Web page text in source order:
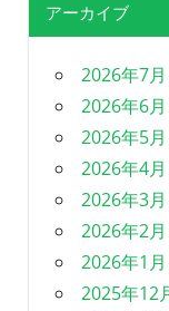
アーカイブ
2026年7月
2026年6月
2026年5月
2026年4月
2026年3月
2026年2月
2026年1月
2025年12